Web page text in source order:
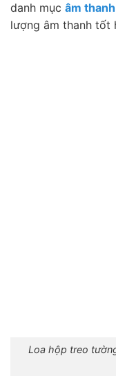
danh mục âm
lượng âm thanh tốt
Loa hộp treo